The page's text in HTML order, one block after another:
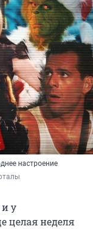
настроение
у
целая неделя